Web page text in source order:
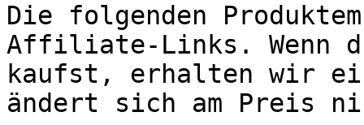
Die folgenden
Affiliate-Links. Wenn
kaufst, erhalten wir
ändert sich am Preis